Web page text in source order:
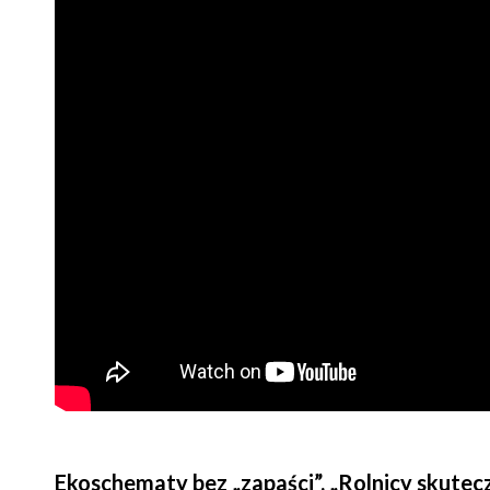
Ekoschematy bez „zapaści”. „Rolnicy